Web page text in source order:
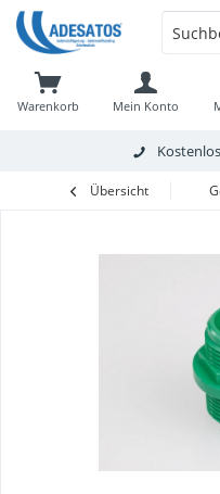
Warenkorb Mein Konto
Übersicht